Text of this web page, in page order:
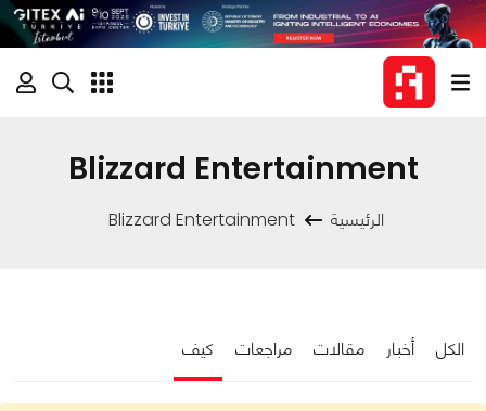
Blizzard Entertainment
الرئيسية Blizzard Entertainment
الكل أخبار مقالات مراجعات كيف